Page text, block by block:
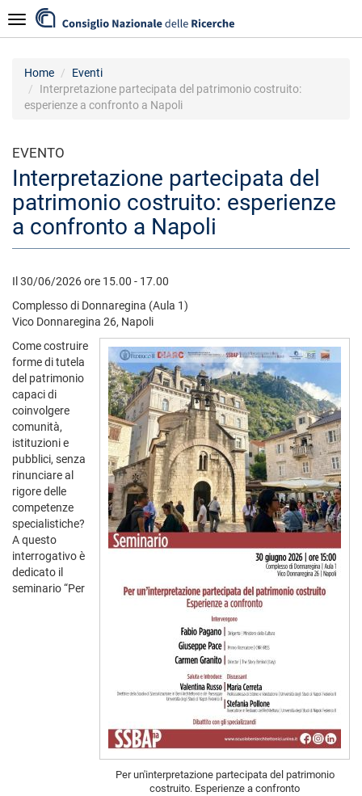
al
contenuto
Navigazione
Home
Eventi
Interpretazione partecipata del patrimonio costruito:
esperienze a confronto a Napoli
EVENTO
Interpretazione partecipata del
patrimonio costruito: esperienze
a confronto a Napoli
Il 30/06/2026 ore 15.00 - 17.00
Complesso di Donnaregina (Aula 1)
Vico Donnaregina 26, Napoli
Per un'interpretazione partecipata del patrimonio
costruito. Esperienze a confronto
Come costruire
forme di tutela
del patrimonio
capaci di
coinvolgere
comunità,
istituzioni e
pubblici, senza
rinunciare al
rigore delle
competenze
specialistiche?
A questo
interrogativo è
dedicato il
seminario “Per